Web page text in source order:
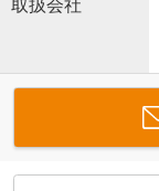
取扱会社